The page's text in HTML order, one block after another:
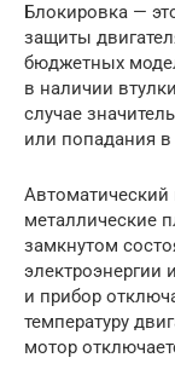
Блокировка —
защиты
бюджетных
в наличии
случае
или попадания
металлические
замкнутом
электроэнергии
и прибор
температуру
мотор